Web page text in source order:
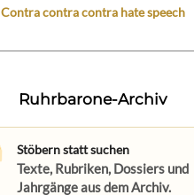
Contra contra contra hate speech
Ruhrbarone-Archiv
Stöbern statt suchen
Texte, Rubriken, Dossiers und
Jahrgänge aus dem Archiv.